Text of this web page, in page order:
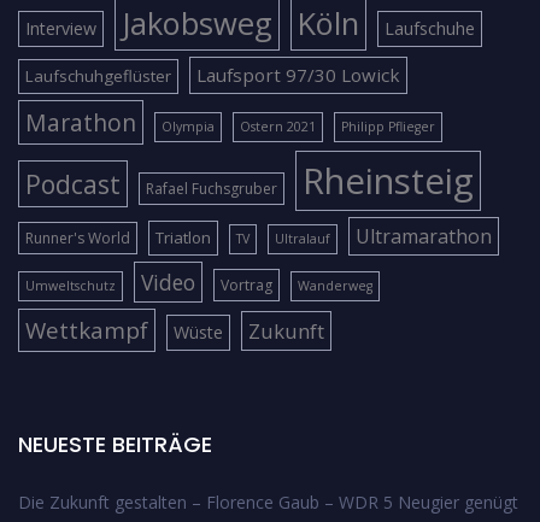
Interview Jakobsweg Köln Laufschuhe
Laufschuhgeflüster Laufsport 97/30 Lowick
Marathon Olympia Ostern 2021 Philipp Pflieger
Podcast Rafael Fuchsgruber Rheinsteig
Runner's World Triatlon TV Ultralauf Ultramarathon
Umweltschutz Video Vortrag Wanderweg
Wettkampf Wüste Zukunft
NEUESTE BEITRÄGE
Die Zukunft gestalten – Florence Gaub – WDR 5 Neugier genügt